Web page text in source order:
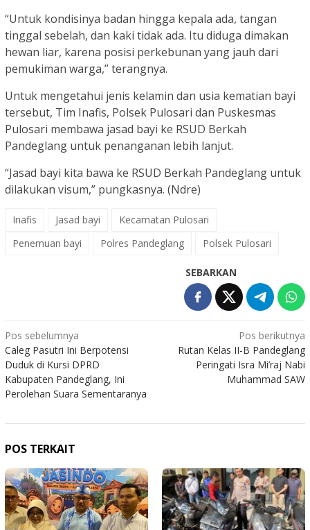
“Untuk kondisinya badan hingga kepala ada, tangan
tinggal sebelah, dan kaki tidak ada. Itu diduga dimakan
hewan liar, karena posisi perkebunan yang jauh dari
pemukiman warga,” terangnya.
Untuk mengetahui jenis kelamin dan usia kematian bayi
tersebut, Tim Inafis, Polsek Pulosari dan Puskesmas
Pulosari membawa jasad bayi ke RSUD Berkah
Pandeglang untuk penanganan lebih lanjut.
“Jasad bayi kita bawa ke RSUD Berkah Pandeglang untuk
dilakukan visum,” pungkasnya. (Ndre)
Inafis Jasad bayi
Kecamatan Pulosari
Penemuan bayi
Polres Pandeglang Polsek Pulosari
SEBARKAN
Navigasi
pos
Pos sebelumnya
Caleg Pasutri Ini Berpotensi
Duduk di Kursi DPRD
Kabupaten Pandeglang, Ini
Perolehan Suara Sementaranya
Pos berikutnya
Rutan Kelas II-B Pandeglang
Peringati Isra Mi’raj Nabi
Muhammad SAW
POS TERKAIT